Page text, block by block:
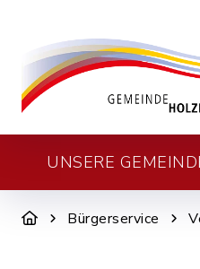
UNSERE
Bürgerservice